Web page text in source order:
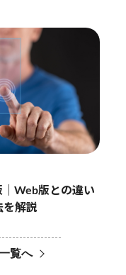
Web版との違い
を解説
覧へ